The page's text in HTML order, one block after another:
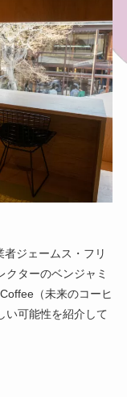
ジェームス・フリ
クターのベンジャミ
（未来のコーヒ
い可能性を紹介して